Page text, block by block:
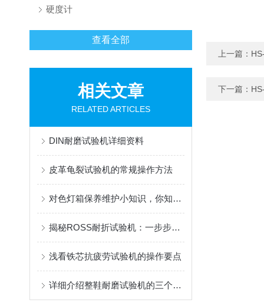
硬度计
查看全部
相关文章
RELATED ARTICLES
DIN耐磨试验机详细资料
皮革龟裂试验机的常规操作方法
对色灯箱保养维护小知识，你知道几点
揭秘ROSS耐折试验机：一步步精通操作技巧
浅看铁芯抗疲劳试验机的操作要点
详细介绍整鞋耐磨试验机的三个试验方法
上一篇：
下一篇：